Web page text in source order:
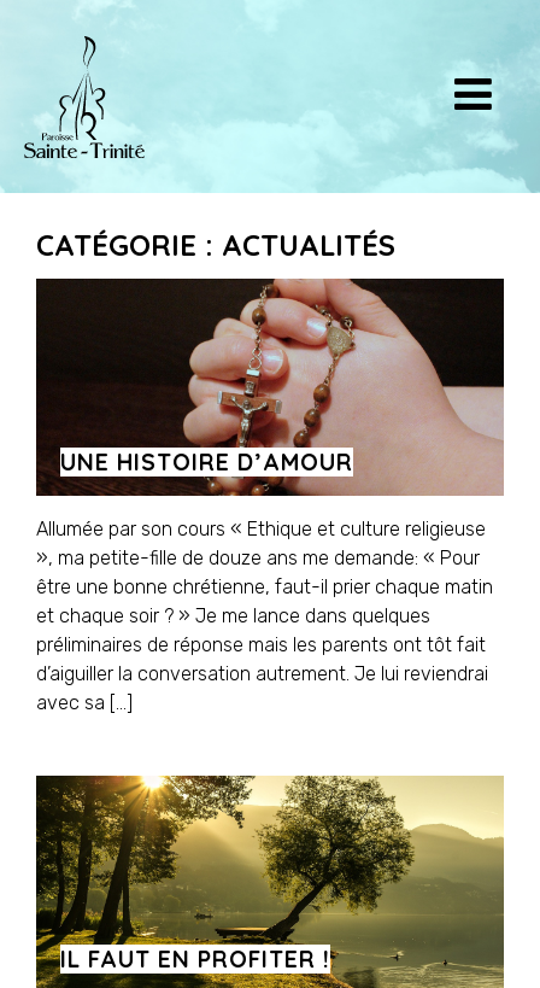
CATÉGORIE : ACTUALITÉS
UNE HISTOIRE D’AMOUR
Allumée par son cours « Ethique et culture religieuse
», ma petite-fille de douze ans me demande: « Pour
être une bonne chrétienne, faut-il prier chaque matin
et chaque soir ? » Je me lance dans quelques
préliminaires de réponse mais les parents ont tôt fait
d’aiguiller la conversation autrement. Je lui reviendrai
avec sa […]
IL FAUT EN PROFITER !